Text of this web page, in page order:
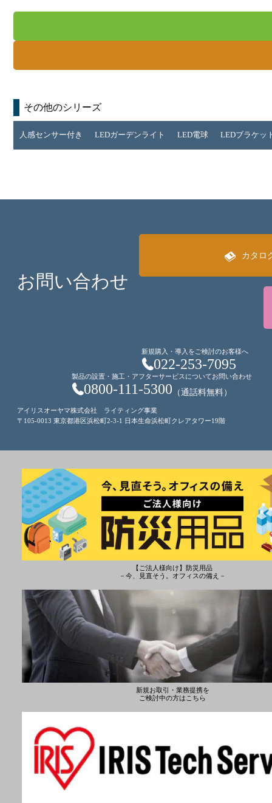
その他のシリーズ
人感センサー付き LEDガーデンライト LED電球 LEDブラケッ
お問い合わせ
カタロ
新規購入・導入をご検討のお客様へ
022-253-7095
製品の設置・施工・アフターサービスについてお問い合わせ
0800-111-5300 （通話料無料）
アイリスオーヤマ株式会社 ライティング事業
〒105-0013 東京都港区浜松町2-3-1 日本生命浜松町クレアタワー19階
【ご法人様向け】防災用品
－今、見直そう。オフィスの備え－
新規お取引・業務提携を
ご検討中の方はこちら